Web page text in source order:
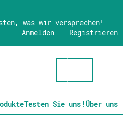
was wir versprechen!
Registrieren
Anmelden
Testen Sie uns!Über uns